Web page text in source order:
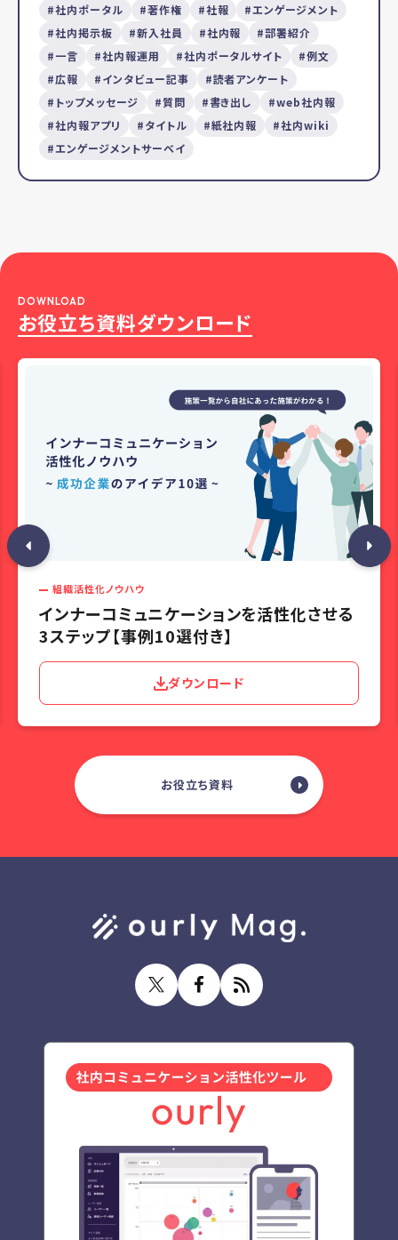
社内ポータル
著作権 社報
エンゲージメント
社内掲示板
新入社員 社内報
部署紹介
一言
社内報運用 社内ポータルサイト
例文
広報
インタビュー記事
読者アンケート
トップメッセージ
質問 書き出し
web社内報
社内報アプリ
タイトル 紙社内報
社内wiki
エンゲージメントサーベイ
お役立ち資料ダウンロード
DOWNLOAD
組織活性化ノウハウ
インナーコミュニケーションを活性化させる
3ステップ【事例10選付き】
ダウンロード
お役立ち資料